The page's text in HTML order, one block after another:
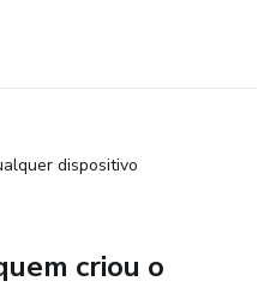
dispositivo
criou o